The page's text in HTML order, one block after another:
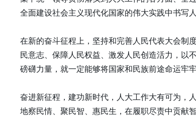
全面建设社会主义现代化国家的伟大实践中书写
在新的奋斗征程上，坚持和完善人民代表大会制
民意志、保障人民权益、激发人民创造活力，以
磅礴力量，就一定能够将国家和民族前途命运牢
奋进新征程，建功新时代，人大工作大有可为，
地察民情、聚民智、惠民生，在履职尽责中贡献智